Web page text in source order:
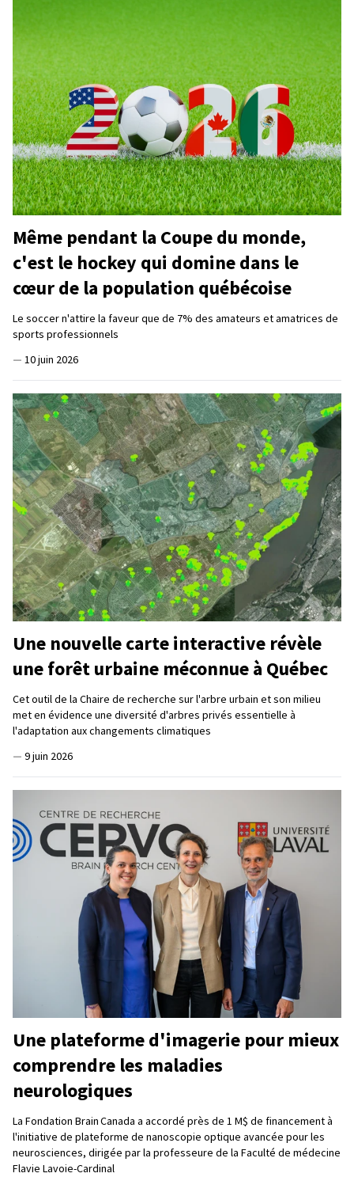
Même pendant la Coupe du monde,
c'est le hockey qui domine dans le
cœur de la population québécoise
Le soccer n'attire la faveur que de 7% des amateurs et amatrices de
sports professionnels
— 10 juin 2026
Une nouvelle carte interactive révèle
une forêt urbaine méconnue à Québec
Cet outil de la Chaire de recherche sur l'arbre urbain et son milieu
met en évidence une diversité d'arbres privés essentielle à
l'adaptation aux changements climatiques
— 9 juin 2026
Une plateforme d'imagerie pour mieux
comprendre les maladies
neurologiques
La Fondation Brain Canada a accordé près de 1 M$ de financement à
l'initiative de plateforme de nanoscopie optique avancée pour les
neurosciences, dirigée par la professeure de la Faculté de médecine
Flavie Lavoie-Cardinal